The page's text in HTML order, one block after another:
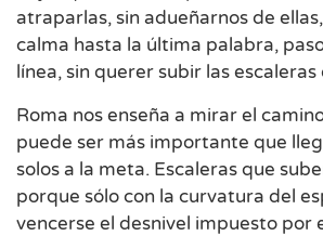
atraparlas, sin adueñarnos de
calma hasta la última palabra,
línea, sin querer subir las escaleras
Roma nos enseña a mirar el
puede ser más importante que
solos a la meta. Escaleras que
porque sólo con la curvatura del
vencerse el desnivel impuesto por